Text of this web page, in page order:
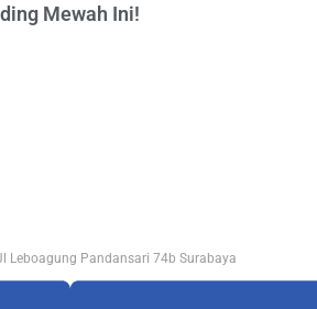
Mewah Ini!
Leboagung Pandansari 74b Surabaya